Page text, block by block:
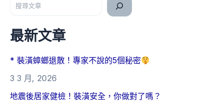
最新文章
* 裝潢蟑螂退散！專家不說的5個秘密
3 3 月, 2026
地震後居家健檢！裝潢安全，你做對了嗎？